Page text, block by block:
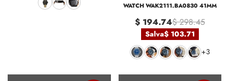
WATCH WAK2111.BA0830 41MM
$ 194.74$ 298.45
Salva$ 103.71
+3